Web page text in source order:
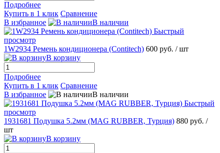
Подробнее
Купить в 1 клик Сравнение
В избранное
В наличии
Быстрый
просмотр
1W2934 Ремень кондиционера (Contitech) 600 руб. / шт
В корзину
Подробнее
Купить в 1 клик Сравнение
В избранное
В наличии
Быстрый
просмотр
1931681 Подушка 5.2мм (MAG RUBBER, Турция) 880 руб. /
шт
В корзину